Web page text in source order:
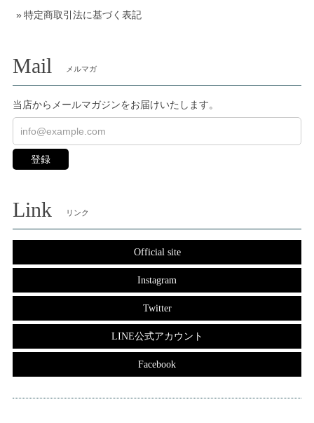
特定商取引法に基づく表記
Mail メルマガ
当店からメールマガジンをお届けいたします。
登録
Link リンク
Official site
Instagram
Twitter
LINE公式アカウント
Facebook